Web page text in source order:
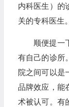
内科医生）的
关的专科医生。
顺便提一
有自己的诊所
院之间可以是
品牌效应，能
术被认可。有